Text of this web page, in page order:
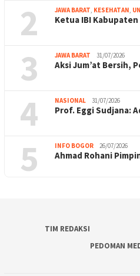
2 JAWA BARAT, KESEHATAN,
Ketua IBI
3 JAWA BARAT 31/07/2026
Aksi Jum’at Bersih,
4 NASIONAL 31/07/2026
Prof. Eggi Sudjana:
5 INFO BOGOR 26/07/2026
Ahmad Rohani
TIM REDAKSI
PEDOMAN